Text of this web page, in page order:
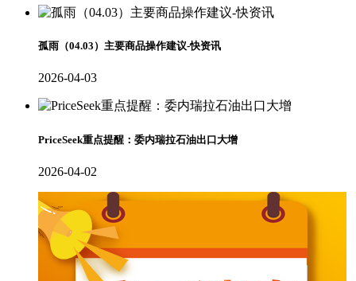
孤雨（04.03）主要商品操作建议-快资讯
2026-04-03
PriceSeek重点提醒：委内瑞拉石油出口大增
2026-04-02